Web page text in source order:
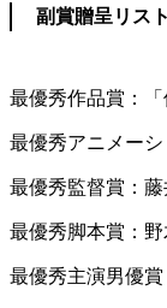
副賞贈呈リスト
最優秀作品賞：「
最優秀アニメーシ
最優秀監督賞：藤
最優秀脚本賞：野
最優秀主演男優賞